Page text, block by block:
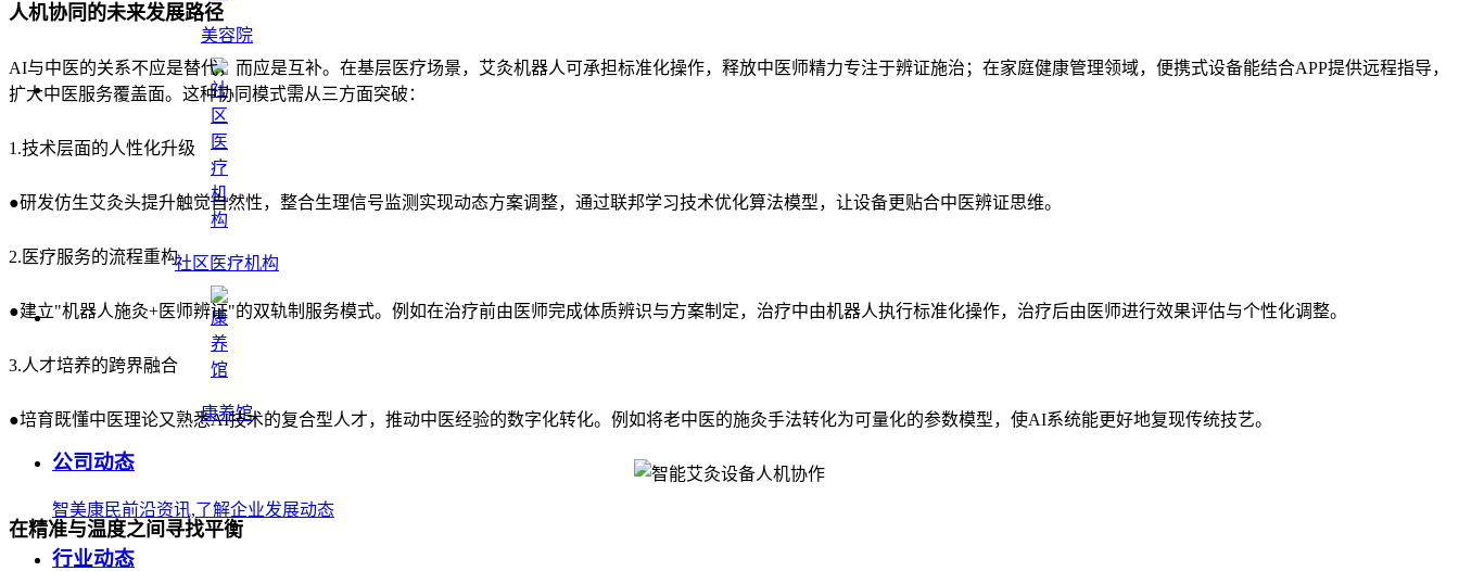
美容院
社区医疗机构
康养馆
公司动态
智美康民前沿资讯,了解企业发展动态
行业动态
人机协同的未来发展路径
AI与中医的关系不应是替代，而应是互补。在基层医疗场景，艾灸机器人可承担标准化操作，释放中医师精力专注于辨证施治；在家庭健康管理领域，便携式设备能结合APP提供远程指导，
扩大中医服务覆盖面。这种协同模式需从三方面突破：
1.技术层面的人性化升级
●研发仿生艾灸头提升触觉自然性，整合生理信号监测实现动态方案调整，通过联邦学习技术优化算法模型，让设备更贴合中医辨证思维。
2.医疗服务的流程重构
●建立"机器人施灸+医师辨证"的双轨制服务模式。例如在治疗前由医师完成体质辨识与方案制定，治疗中由机器人执行标准化操作，治疗后由医师进行效果评估与个性化调整。
3.人才培养的跨界融合
●培育既懂中医理论又熟悉AI技术的复合型人才，推动中医经验的数字化转化。例如将老中医的施灸手法转化为可量化的参数模型，使AI系统能更好地复现传统技艺。
在精准与温度之间寻找平衡